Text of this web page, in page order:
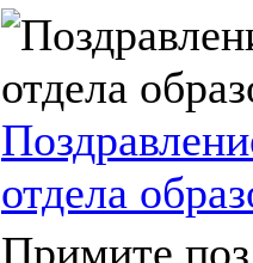
отдела
Примите